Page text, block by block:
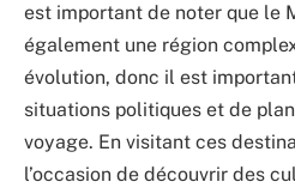
est important de noter que le
également une région
évolution, donc il est
situations politiques et de
voyage. En visitant ces
l’occasion de découvrir des